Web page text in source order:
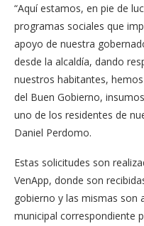
“Aquí estamos, en pie de
programas sociales que
apoyo de nuestra
desde la alcaldía, dando
nuestros habitantes,
del Buen Gobierno,
uno de los residentes de
Daniel Perdomo.
Estas solicitudes son
VenApp, donde son
gobierno y las mismas son
municipal correspondiente